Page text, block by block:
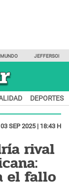
MUNDO JEFFERSON
DEPORTES
03 SEP 2025 | 18:43 H
rival
el fallo